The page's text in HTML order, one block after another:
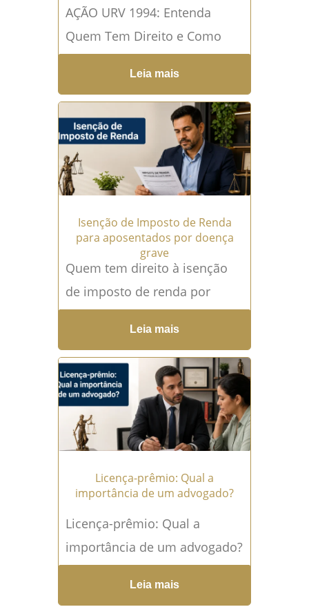
AÇÃO URV 1994: Entenda
Quem Tem Direito e Como
Funciona A AÇÃO URV 1994
voltou a ganhar força nos
tribunais brasileiros e...Leia
mais →
Leia mais
Isenção de Imposto de Renda
para aposentados por doença
grave
Quem tem direito à isenção
de imposto de renda por
doença grave? A Isenção de
Imposto para aposentados e
pensionistas acometidos
por...Leia mais →
Leia mais
Licença-prêmio: Qual a
importância de um advogado?
Licença-prêmio: Qual a
importância de um advogado?
A Licença-prêmio é um dos
direitos mais relevantes
Leia mais